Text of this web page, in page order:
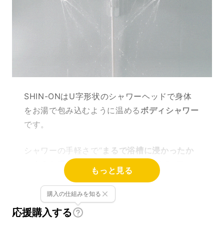
SHIN-ONはU字形状のシャワーヘッドで身体
をお湯で包み込むように温めるボディシャワー
です。
シャワーの手軽さで“ まるで浴槽に浸かったか
のような温まり感
”と“ 温もりが持続する
いシャワーを開発しました。
もっと見る
応援購入する
購入の仕組みを知る